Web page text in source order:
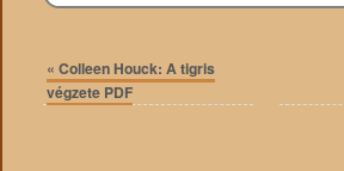
« Colleen Houck: A tigris
végzete PDF